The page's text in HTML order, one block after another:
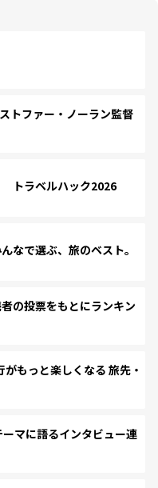
トファー・ノーラン監督
トラベルハック2026
で選ぶ、旅のベスト。
の投票をもとにランキン
もっと楽しくなる 旅先・
マに語るインタビュー連